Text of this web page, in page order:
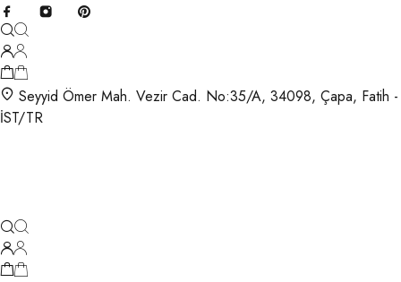
Seyyid Ömer Mah. Vezir Cad. No:35/A, 34098, Çapa, Fatih -
İST/TR